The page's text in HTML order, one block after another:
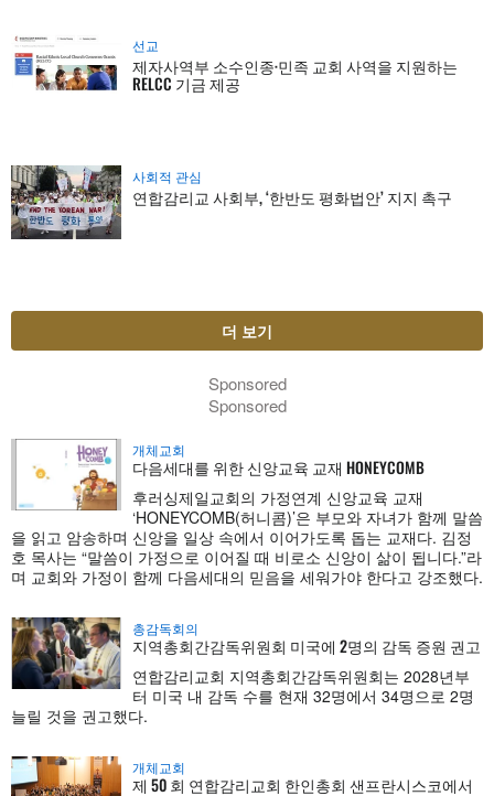
선교
제자사역부 소수인종·민족 교회 사역을 지원하는
RELCC 기금 제공
사회적 관심
연합감리교 사회부, ‘한반도 평화법안’ 지지 촉구
더 보기
Sponsored
Sponsored
개체교회
다음세대를 위한 신앙교육 교재 HONEYCOMB
후러싱제일교회의 가정연계 신앙교육 교재
‘HONEYCOMB(허니콤)’은 부모와 자녀가 함께 말씀
을 읽고 암송하며 신앙을 일상 속에서 이어가도록 돕는 교재다. 김정
호 목사는 “말씀이 가정으로 이어질 때 비로소 신앙이 삶이 됩니다.”라
며 교회와 가정이 함께 다음세대의 믿음을 세워가야 한다고 강조했다.
총감독회의
지역총회간감독위원회 미국에 2명의 감독 증원 권고
연합감리교회 지역총회간감독위원회는 2028년부
터 미국 내 감독 수를 현재 32명에서 34명으로 2명
늘릴 것을 권고했다.
개체교회
제 50 회 연합감리교회 한인총회 샌프란시스코에서